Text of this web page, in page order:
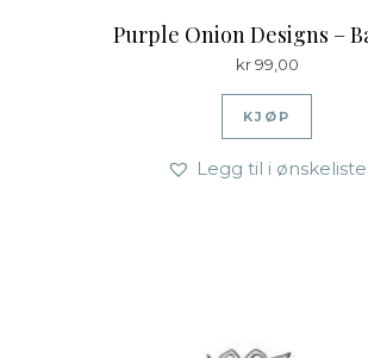
Purple Onion Designs –
kr99,00
KJØP
Legg til i ønskeliste